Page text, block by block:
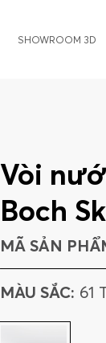
SHOWROOM 3D
Vòi
Boch
MÃ SẢN
MÀU SẮC: 61